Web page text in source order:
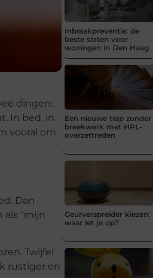
dingen:
In bed, in
vooral om
Dan
“mijn
Twijfel
rustiger en
Inbraakpreventie: de
beste sloten voor
woningen in Den Haag
Een nieuwe trap zonder
breekwerk met HPL-
overzettreden
Geurverspreider kiezen:
waar let je op?